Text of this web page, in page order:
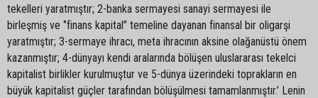
tekelleri yaratmıştır; 2-banka sermayesi sanayi sermayesi ile
birleşmiş ve ‘’finans kapital’’ temeline dayanan finansal bir oligarşi
yaratmıştır; 3-sermaye ihracı, meta ihracının aksine olağanüstü önem
kazanmıştır; 4-dünyayı kendi aralarında bölüşen uluslararası tekelci
kapitalist birlikler kurulmuştur ve 5-dünya üzerindeki toprakların en
büyük kapitalist güçler tarafından bölüşülmesi tamamlanmıştır.’ Lenin